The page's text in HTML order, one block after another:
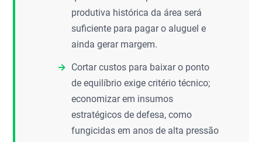
produtiva histórica da área será
suficiente para pagar o aluguel e
ainda gerar margem.
Cortar custos para baixar o ponto
de equilíbrio exige critério técnico;
economizar em insumos
estratégicos de defesa, como
fungicidas em anos de alta pressão